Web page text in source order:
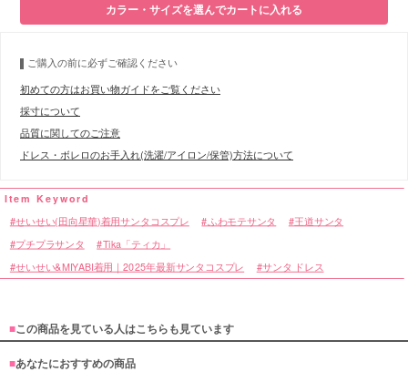
■サイズ表
カラー・サイズを選んでカートに入れる
ご購入の前に必ずご確認ください
初めての方はお買い物ガイドをご覧ください
採寸について
品質に関してのご注意
ドレス・ボレロのお手入れ(洗濯/アイロン/保管)方法について
せいせい(田向星華)着用サンタコスプレ ふわモテサンタ 王道サンタ
プチプラサンタ Tika「ティカ」
せいせい&MIYABI着用｜2025年最新サンタコスプレ サンタ ドレス
■この商品を見ている人はこちらも見ています
■あなたにおすすめの商品